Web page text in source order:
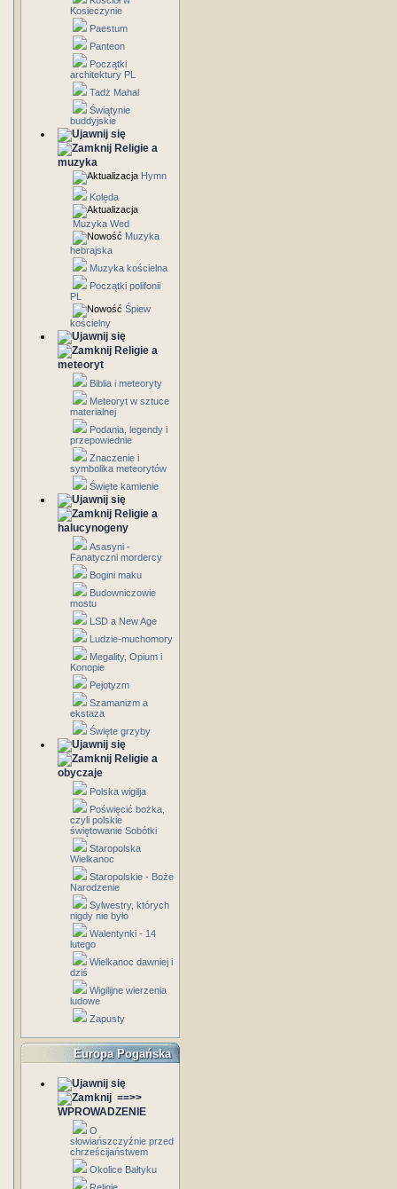
Kosieczynie
Paestum
Panteon
Początki
architektury PL
Tadż Mahal
Świątynie
buddyjskie
Religie a
muzyka
Hymn
Kolęda
Muzyka Wed
Muzyka
hebrajska
Muzyka kościelna
Początki polifonii
PL
Śpiew
kościelny
Religie a
meteoryt
Biblia i meteoryty
Meteoryt w sztuce
materialnej
Podania, legendy i
przepowiednie
Znaczenie i
symbolika meteorytów
Święte kamienie
Religie a
halucynogeny
Asasyni -
Fanatyczni mordercy
Bogini maku
Budowniczowie
mostu
LSD a New Age
Ludzie-muchomory
Megality, Opium i
Konopie
Pejotyzm
Szamanizm a
ekstaza
Święte grzyby
Religie a
obyczaje
Polska wigilja
Poświęcić bożka,
czyli polskie
świętowanie Sobótki
Staropolska
Wielkanoc
Staropolskie - Boże
Narodzenie
Sylwestry, których
nigdy nie było
Walentynki - 14
lutego
Wielkanoc dawniej i
dziś
Wigilijne wierzenia
ludowe
Zapusty
Europa Pogańska
==>>
WPROWADZENIE
O
słowiańszczyźnie przed
chrześcijaństwem
Okolice Bałtyku